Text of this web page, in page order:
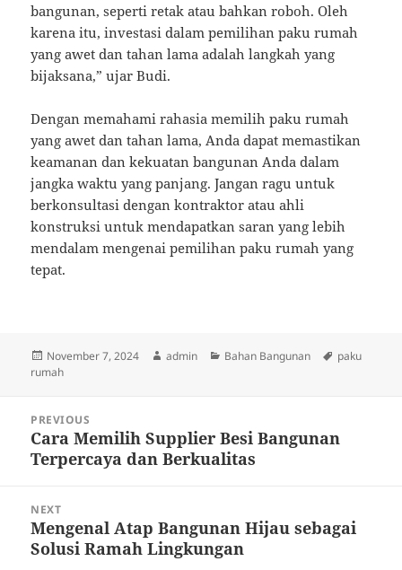
bangunan, seperti retak atau bahkan roboh. Oleh
karena itu, investasi dalam pemilihan paku rumah
yang awet dan tahan lama adalah langkah yang
bijaksana,” ujar Budi.
Dengan memahami rahasia memilih paku rumah
yang awet dan tahan lama, Anda dapat memastikan
keamanan dan kekuatan bangunan Anda dalam
jangka waktu yang panjang. Jangan ragu untuk
berkonsultasi dengan kontraktor atau ahli
konstruksi untuk mendapatkan saran yang lebih
mendalam mengenai pemilihan paku rumah yang
tepat.
Posted
on
November 7, 2024 Author
admin Categories
Bahan Bangunan Tags
paku
rumah
navigation
PREVIOUS
Previous
post:
Cara Memilih Supplier Besi Bangunan
Terpercaya dan Berkualitas
NEXT
Next
post:
Mengenal Atap Bangunan Hijau sebagai
Solusi Ramah Lingkungan